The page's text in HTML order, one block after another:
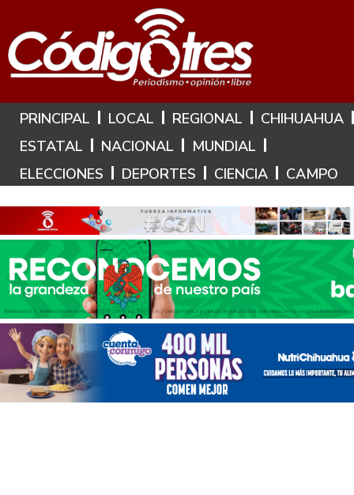
Hoy es: 9 de Agosto de 2026
PRINCIPAL LOCAL REGIONAL
CHIHUAHUA
ESTATAL
NACIONAL
MUNDIAL
ELECCIONES
DEPORTES CIENCIA CAMPO